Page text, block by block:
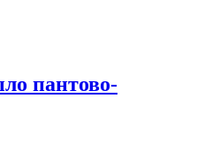
пантово-